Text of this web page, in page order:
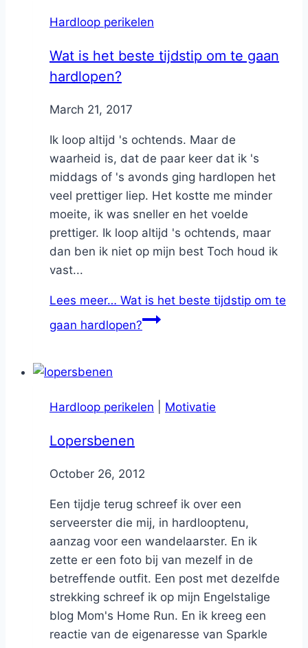
Hardloop perikelen
Wat is het beste tijdstip om te gaan
hardlopen?
ByNicole
March 21, 2017
Ik loop altijd 's ochtends. Maar de
waarheid is, dat de paar keer dat ik 's
middags of 's avonds ging hardlopen het
veel prettiger liep. Het kostte me minder
moeite, ik was sneller en het voelde
prettiger. Ik loop altijd 's ochtends, maar
dan ben ik niet op mijn best Toch houd ik
vast...
Lees meer… Wat is het beste tijdstip om te
gaan hardlopen?
Hardloop perikelen Motivatie
Lopersbenen
ByNicole
October 26, 2012
Een tijdje terug schreef ik over een
serveerster die mij, in hardlooptenu,
aanzag voor een wandelaarster. En ik
zette er een foto bij van mezelf in de
betreffende outfit. Een post met dezelfde
strekking schreef ik op mijn Engelstalige
blog Mom's Home Run. En ik kreeg een
reactie van de eigenaresse van Sparkle